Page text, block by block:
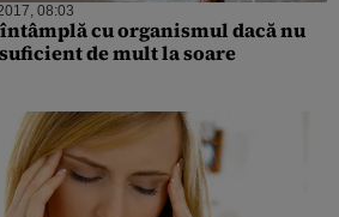
08:03
întâmplă cu organismul dacă nu
de mult la soare